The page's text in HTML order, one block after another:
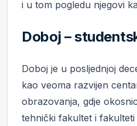
i u tom pogledu njegovi
Doboj –
Doboj je u posljednjoj
kao veoma razvijen
obrazovanja, gdje
tehnički fakultet i